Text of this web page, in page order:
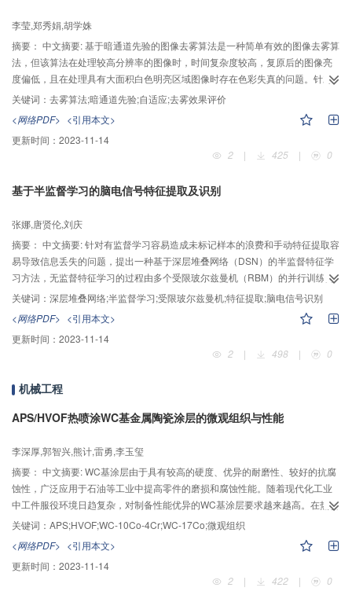
李莹,郑秀娟,胡学姝
摘要： 中文摘要: 基于暗通道先验的图像去雾算法是一种简单有效的图像去雾算
法，但该算法在处理较高分辨率的图像时，时间复杂度较高，复原后的图像亮
度偏低，且在处理具有大面积白色明亮区域图像时存在色彩失真的问题。针对
这些问题，本文提出了改进的自适应暗通道先验去雾算法，新算法引入自适应
的指导滤波法代替原算法中的软抠图法，提高算法的计算效率的同时获得最优
滤波窗口半径。同时，新算法还通过改进透射率图估计方法，弱化对明亮区域
的去雾处理，避免过增强，并调整图像亮度，优化去雾结果。通过合成雾图和
真实场景雾图实验验证了新算法的有效性。合成雾图实验中采用全参考评价方
像的绝对差值进行比较。真实场景雾图实验中，采用基于人类视觉感知的
算法去雾后图像的CNC指数。实验结果表明，在相同图像分辨率条件下，本文
提出的自适应算法不仅去雾后图像视觉效果更加理想，而且处理时间大为减
少。
关键词： 去雾算法;暗通道先验;自适应;去雾效果评价
<网络PDF> <引用本文>
更新时间： 2023-11-14
2
| 425 | 0
基于半监督学习的脑电信号特征提取及识别
张娜,唐贤伦,刘庆
摘要： 中文摘要: 针对有监督学习容易造成未标记样本的浪费和手动特征提取容
易导致信息丢失的问题，提出一种基于深层堆叠网络（DSN）的半监督特征学
习方法，无监督特征学习的过程由多个受限玻尔兹曼机（RBM）的并行训练完
成，将训练得到的参数用于DSN的输入权值初始化，再采用批量模式的梯度下
降法进行监督微调。将所提方法用于运动想象脑电信号特征提取及识别，实验
结果表明本文方法能够充分利用未标记样本中的隐含信息，有效提取脑电信号
特征，识别结果优于共同空间模式（CSP）和深度信念网络（DBN）等算法，
该方法可用于提高BCI系统中脑电信号的识别准确率。
关键词： 深层堆叠网络;半监督学习;受限玻尔兹曼机;特征提取;脑电信号识别
<网络PDF> <引用本文>
更新时间： 2023-11-14
2
| 498 | 0
机械工程
APS/HVOF热喷涂WC基金属陶瓷涂层的微观组织与性能
李深厚,郭智兴,熊计,雷勇,李玉玺
摘要： 中文摘要: WC基涂层由于具有较高的硬度、优异的耐磨性、较好的抗腐
蚀性，广泛应用于石油等工业中提高零件的磨损和腐蚀性能。随着现代化工业
中工件服役环境日趋复杂，对制备性能优异的WC基涂层要求越来越高。在热喷
涂技术中，热喷涂大气等离子热喷涂(APS) 喷涂温度范围广，可以提高至数万
温度，在喷涂难容材料方面具有无与伦比的优势，而超音速火焰喷涂(HVOF)由
于具有较高的焰流速度，粒子动能较高，同时由于喷涂过程中N2等冷却喷涂材
料，近来在涂层制备中具有广泛的应用。本文利用APS与HVOF两种热喷涂方法
在45钢表面制备WC-10Co-4Cr、WC-17Co两种涂层，对不同方式制备的涂层
关键词： APS;HVOF;WC-10Co-4Cr;WC-17Co;微观组织
<网络PDF> <引用本文>
更新时间： 2023-11-14
2
| 422 | 0